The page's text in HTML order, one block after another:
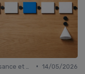
• 14/05/2026